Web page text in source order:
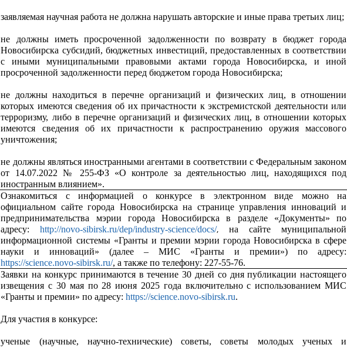
заявляемая научная работа не должна нарушать авторские и иные права третьих лиц;
не должны иметь просроченной задолженности по возврату в бюджет города
Новосибирска субсидий, бюджетных инвестиций, предоставленных в соответствии
с иными муниципальными правовыми актами города Новосибирска, и иной
просроченной задолженности перед бюджетом города Новосибирска;
не должны находиться в перечне организаций и физических лиц, в отношении
которых имеются сведения об их причастности к экстремистской деятельности или
терроризму, либо в перечне организаций и физических лиц, в отношении которых
имеются сведения об их причастности к распространению оружия массового
уничтожения;
не должны являться иностранными агентами в соответствии с Федеральным законом
от 14.07.2022 № 255-ФЗ «О контроле за деятельностью лиц, находящихся под
иностранным влиянием».
Ознакомиться с информацией о конкурсе в электронном виде можно на
официальном сайте города Новосибирска на странице управления инноваций и
предпринимательства мэрии города Новосибирска в разделе «Документы» по
адресу:http://novo-sibirsk.ru/dep/industry-science/docs/,на сайте муниципальной
информационной системы «Гранты и премии мэрии города Новосибирска в сфере
науки и инноваций» (далее – МИС «Гранты и премии») по адресу:
https://science.novo-sibirsk.ru/, а также по телефону: 227-55-76.
Заявки на конкурс принимаются в течение 30 дней со дня публикации настоящего
извещения с 30 мая по 28 июня 2025 года включительно с использованием МИС
«Гранты и премии» по адресу:https://science.novo-sibirsk.ru.
Для участия в конкурсе:
ученые (научные, научно-технические) советы, советы молодых ученых и